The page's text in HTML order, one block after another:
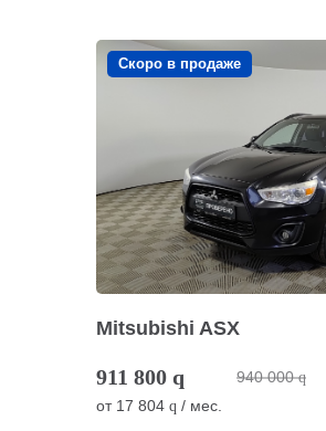
Скоро в продаже
Mitsubishi ASX
911 800 q 940 000 q
от 17 804 q / мес.